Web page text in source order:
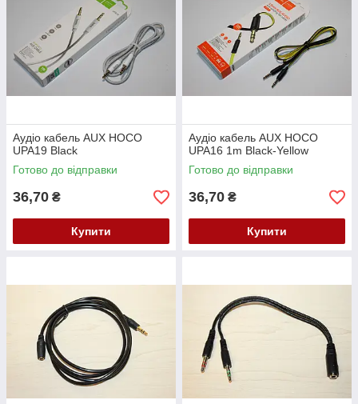
Аудіо кабель AUX HOCO
UPA19 Black
Готово до відправки
36,70 ₴
Купити
Аудіо кабель AUX HOCO
UPA16 1m Black-Yellow
Готово до відправки
36,70 ₴
Купити